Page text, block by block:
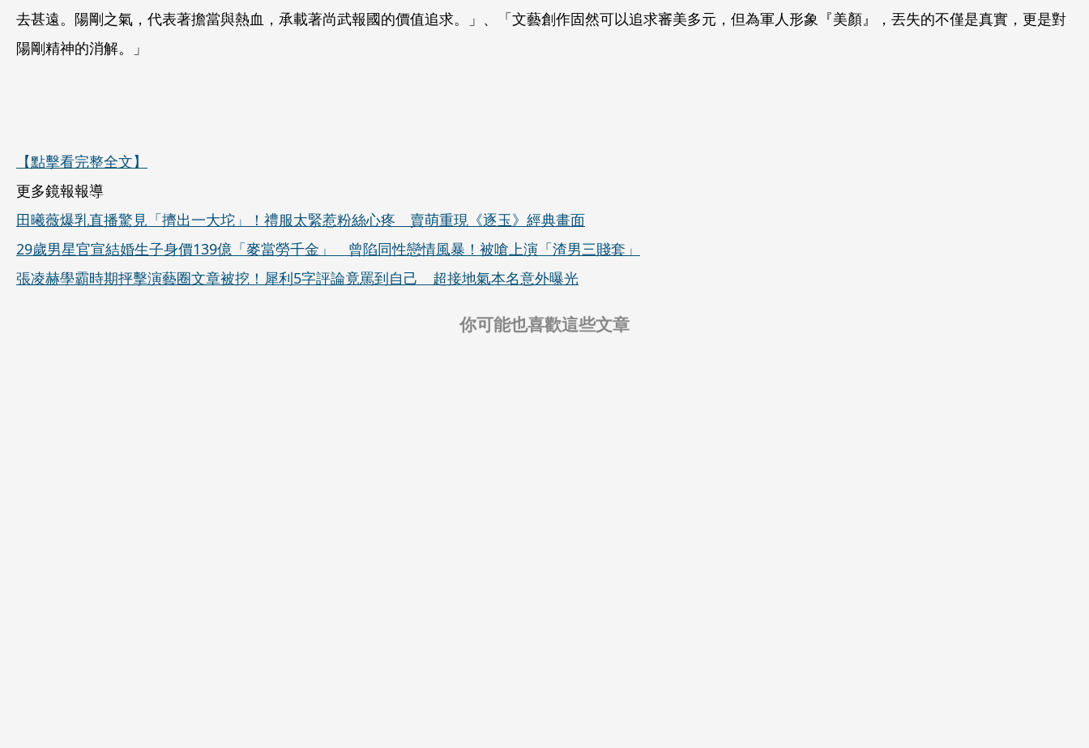
去甚遠。陽剛之氣，代表著擔當與熱血，承載著尚武報國的價值追求。」、「文藝創作固然可以追求審美多元，但為軍人形象『美顏』，丟失的不僅是真實，更是對
陽剛精神的消解。」
【點擊看完整全文】
更多鏡報報導
田曦薇爆乳直播驚見「擠出一大坨」！禮服太緊惹粉絲心疼 賣萌重現《逐玉》經典畫面
29歲男星官宣結婚生子身價139億「麥當勞千金」 曾陷同性戀情風暴！被嗆上演「渣男三賤套」
張凌赫學霸時期抨擊演藝圈文章被挖！犀利5字評論竟罵到自己 超接地氣本名意外曝光
你可能也喜歡這些文章